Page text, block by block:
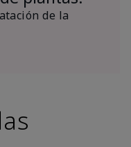
de la